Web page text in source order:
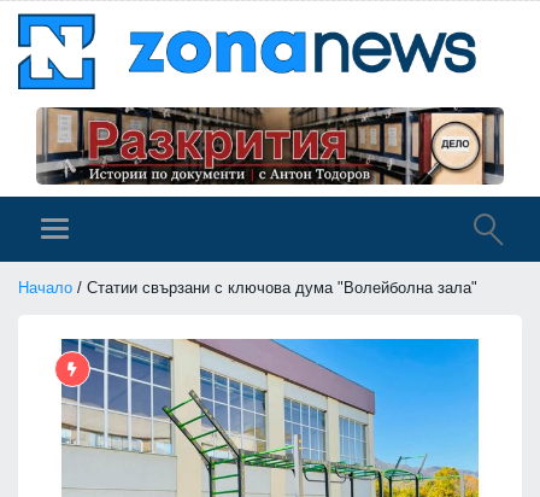
Начало / Статии свързани с ключова дума "Волейболна зала"